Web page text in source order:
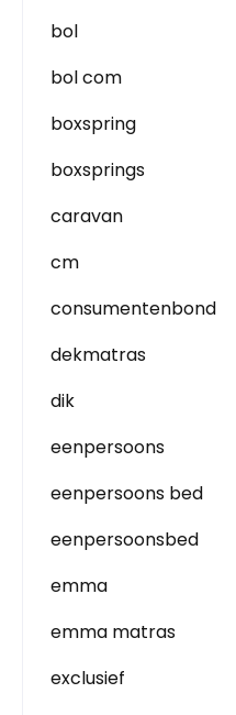
bol
bol com
boxspring
boxsprings
caravan
cm
consumentenbond
dekmatras
dik
eenpersoons
eenpersoons bed
eenpersoonsbed
emma
emma matras
exclusief